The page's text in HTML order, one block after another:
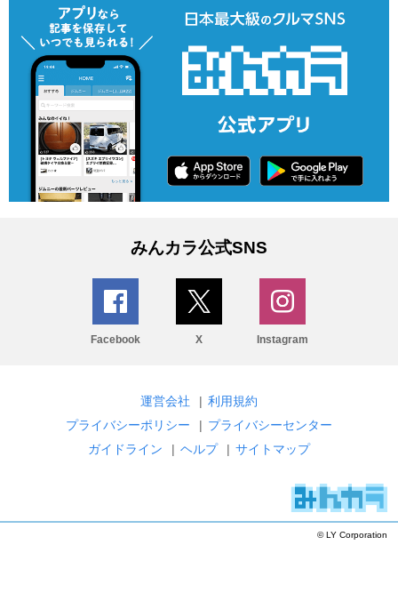
みんカラ公式SNS
Facebook X Instagram
運営会社 | 利用規約
プライバシーポリシー
| プライバシーセンター
ガイドライン
| ヘルプ | サイトマップ
© LY Corporation